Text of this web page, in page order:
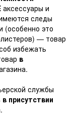
аксессуары и
следы
(особенно это
— товар
избежать
в
службы
в присутствии